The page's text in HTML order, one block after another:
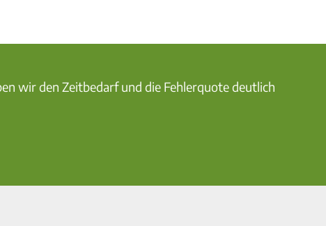
wir den Zeitbedarf und die Fehlerquote deutlich